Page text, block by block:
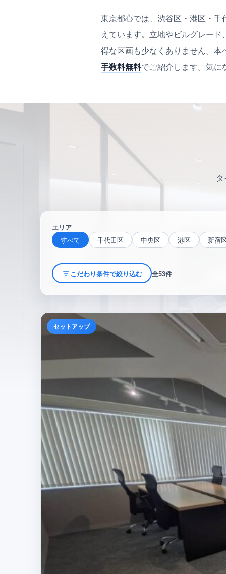
東京都心では、渋谷区・港区・
えています。立地やビルグレー
得な区画も少なくありません。
手数料無料でご紹介します。気に
エリア
すべて
千代田区 中央区 港区 新宿
こだわり条件で絞り込む 全53件
セットアップ